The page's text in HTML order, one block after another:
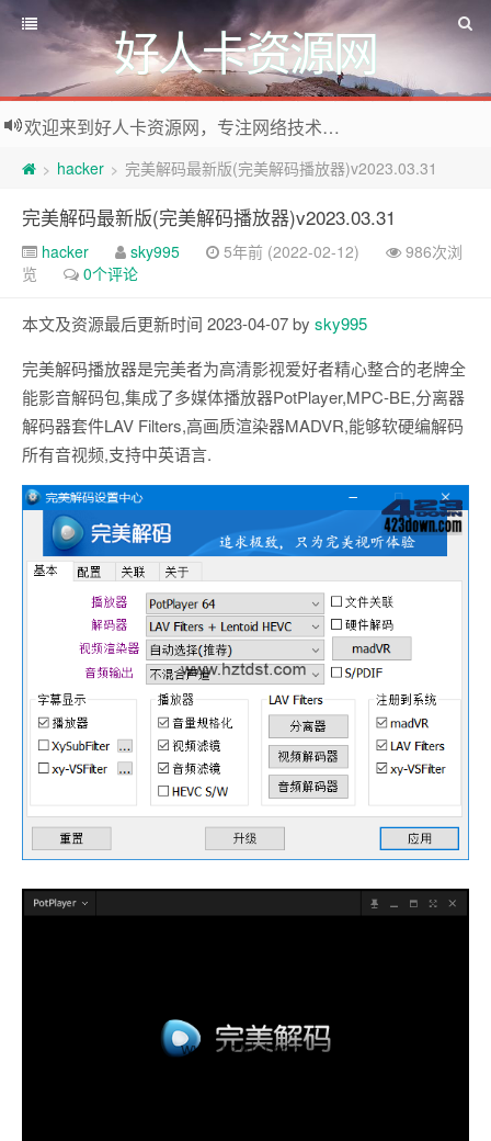
好人卡资源网
欢迎来到好人卡资源网，专注网络技术资源收集，我们不仅是网络资源的搬运工，也生产原创资源。寻找资源请留言或关注公众号:烈日下的男人
> hacker > 完美解码最新版(完美解码播放器)v2023.03.31
完美解码最新版(完美解码播放器)v2023.03.31
hacker sky995 5年前 (2022-02-12)
986次浏
览
0个评论
本文及资源最后更新时间 2023-04-07 by sky995
完美解码播放器是完美者为高清影视爱好者精心整合的老牌全
能影音解码包,集成了多媒体播放器PotPlayer,MPC-BE,分离器
解码器套件LAV Filters,高画质渲染器MADVR,能够软硬编解码
所有音视频,支持中英语言.